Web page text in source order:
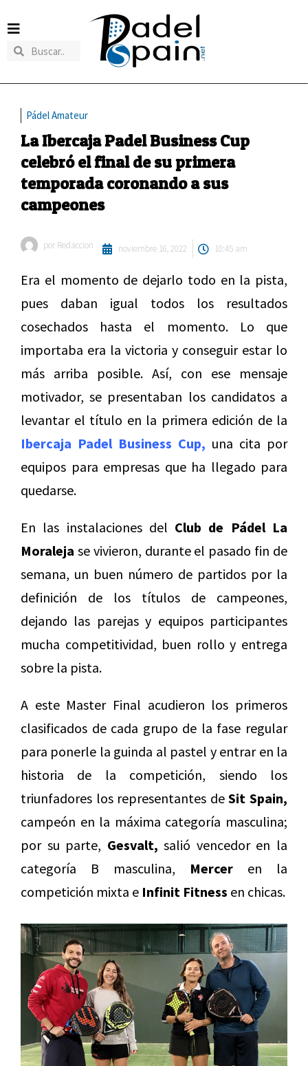
Pádel Amateur
La Ibercaja Padel Business Cup
celebró el final de su primera
temporada coronando a sus
campeones
por Redaccion noviembre 16, 2022 10:45 am
Era el momento de dejarlo todo en la pista,
pues daban igual todos los resultados
cosechados hasta el momento. Lo que
importaba era la victoria y conseguir estar lo
más arriba posible. Así, con ese mensaje
motivador, se presentaban los candidatos a
levantar el título en la primera edición de la
Ibercaja Padel Business Cup, una cita por
equipos para empresas que ha llegado para
quedarse.
En las instalaciones del Club de Pádel La
Moraleja se vivieron, durante el pasado fin de
semana, un buen número de partidos por la
definición de los títulos de campeones,
dejando las parejas y equipos participantes
mucha competitividad, buen rollo y entrega
sobre la pista.
A este Master Final acudieron los primeros
clasificados de cada grupo de la fase regular
para ponerle la guinda al pastel y entrar en la
historia de la competición, siendo los
triunfadores los representantes deSit Spain,
campeón en la máxima categoría masculina;
por su parte, Gesvalt, salió vencedor en la
categoría B masculina, Mercer en la
competición mixta e Infinit Fitness en chicas.